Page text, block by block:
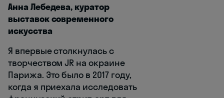
Анна Лебедева, куратор
выставок современного
искусства
Я впервые столкнулась с
творчеством JR на окраине
Парижа. Это было в 2017 году,
когда я приехала исследовать